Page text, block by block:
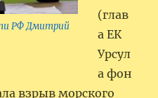
РФ Дмитрий
(глав
а ЕК
Урсул
а фон
взрыв морского